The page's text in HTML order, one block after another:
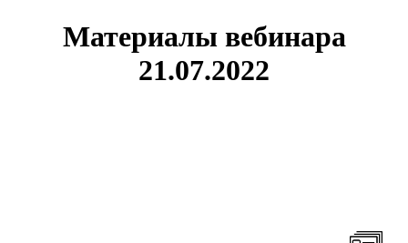
Материалы вебинара
21.07.2022